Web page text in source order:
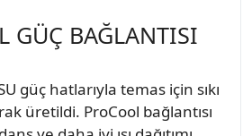
GÜÇ BAĞLANTISI
güç hatlarıyla temas için sıkı
üretildi. ProCool bağlantısı